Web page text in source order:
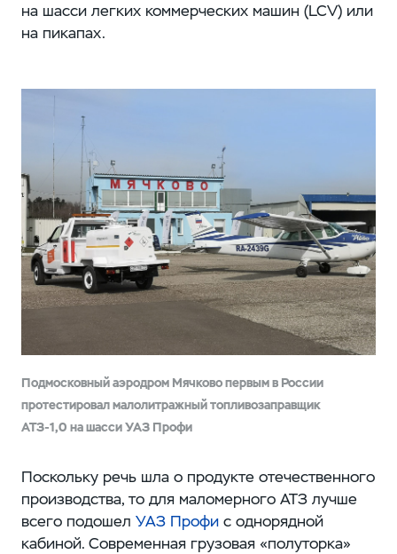
на шасси легких коммерческих машин (LCV) или
на пикапах.
Подмосковный аэродром Мячково первым в России
протестировал малолитражный топливозаправщик
АТЗ-1,0 на шасси УАЗ Профи
Поскольку речь шла о продукте отечественного
производства, то для маломерного АТЗ лучше
всего подошел УАЗ Профис однорядной
кабиной. Современная грузовая «полуторка»